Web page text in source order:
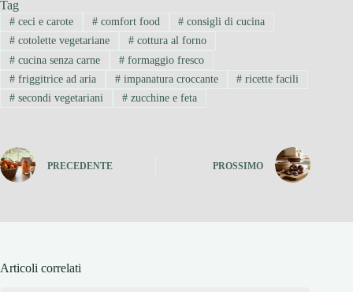
Tag
#ceci e carote #comfort food # consigli di cucina
#cotolette vegetariane #cottura al forno
#cucina senza carne #formaggio fresco
#friggitrice ad aria #impanatura croccante # ricette facili
#secondi vegetariani #zucchine e feta
PRECEDENTE PROSSIMO
Articoli correlati